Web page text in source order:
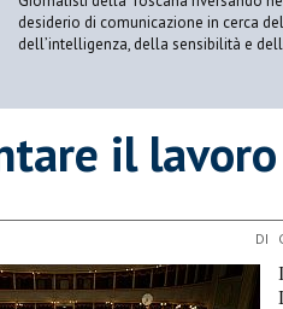
desiderio di comunicazione in cerca
dell’intelligenza, della sensibilità e
il lavoro
DI